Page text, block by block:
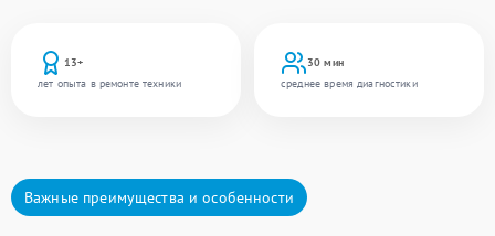
13+
лет опыта в ремонте техники
30 мин
среднее время диагностики
Важные преимущества и особенности